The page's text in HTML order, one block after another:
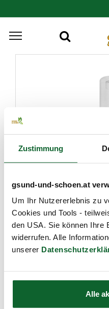
Zustimmung
gsund-und-schoen.at
Um Ihr Nutzererlebnis zu
Cookies und Tools -
den USA. Sie können Ihre
widerrufen. Alle
unserer
Alle
Ghassoul
Bitterorange